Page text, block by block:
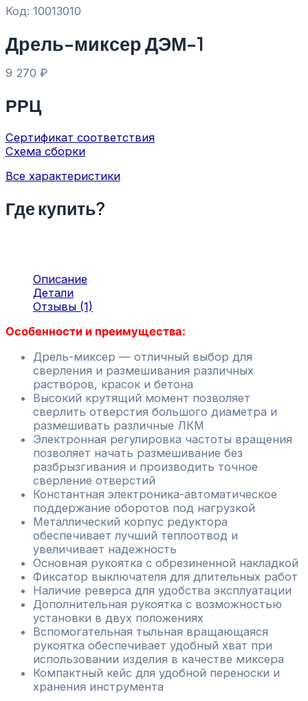
Код: 10013010
Дрель-миксер ДЭМ-1
9 270 ₽
РРЦ
Сертификат соответствия
Схема сборки
Все характеристики
Где купить?
Описание
Детали
Отзывы (1)
Особенности и преимущества:
Дрель-миксер — отличный выбор для
сверления и размешивания различных
растворов, красок и бетона
Высокий крутящий момент позволяет
сверлить отверстия большого диаметра и
размешивать различные ЛКМ
Электронная регулировка частоты вращения
позволяет начать размешивание без
разбрызгивания и производить точное
сверление отверстий
Константная электроника-автоматическое
поддержание оборотов под нагрузкой
Металлический корпус редуктора
обеспечивает лучший теплоотвод и
увеличивает надежность
Основная рукоятка с обрезиненной накладкой
Фиксатор выключателя для длительных работ
Наличие реверса для удобства эксплуатации
Дополнительная рукоятка с возможностью
установки в двух положениях
Вспомогательная тыльная вращающаяся
рукоятка обеспечивает удобный хват при
использовании изделия в качестве миксера
Компактный кейс для удобной переноски и
хранения инструмента